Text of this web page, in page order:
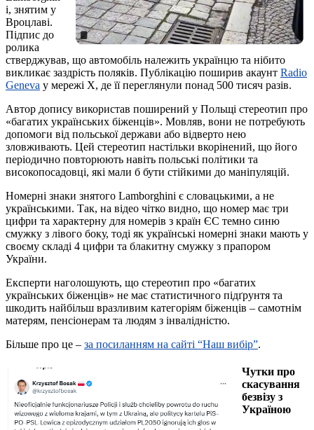
i, знятим у
Вроцлаві.
Підпис до
ролика
стверджував, що автомобіль належить українцю та нібито
викликає заздрість поляків. Публікацію поширив акаунт Radio
Geneva у мережі X, де її переглянули понад 500 тисяч разів.
Автор допису використав поширений у Польщі стереотип про
«багатих українських біженців». Мовляв, вони не потребують
допомоги від польської держави або відверто нею
зловживають. Цей стереотип настільки вкорінений, що його
періодично повторюють навіть польські політики та
високопосадовці, які мали б бути стійкими до маніпуляцій.
Номерні знаки знятого Lamborghini є словацькими, а не
українськими. Так, на відео чітко видно, що номер має три
цифри та характерну для номерів з країн ЄС темно синю
смужку з лівого боку, тоді як українські номерні знаки мають у
своєму складі 4 цифри та блакитну смужку з прапором
України.
Експерти наголошують, що стереотип про «багатих
українських біженців» не має статистичного підґрунтя та
шкодить найбільш вразливим категоріям біженців – самотнім
матерям, пенсіонерам та людям з інвалідністю.
Більше про це – за посиланням на сайті “Наш вибір”.
Чутки про
скасування
безвізу з
Україною